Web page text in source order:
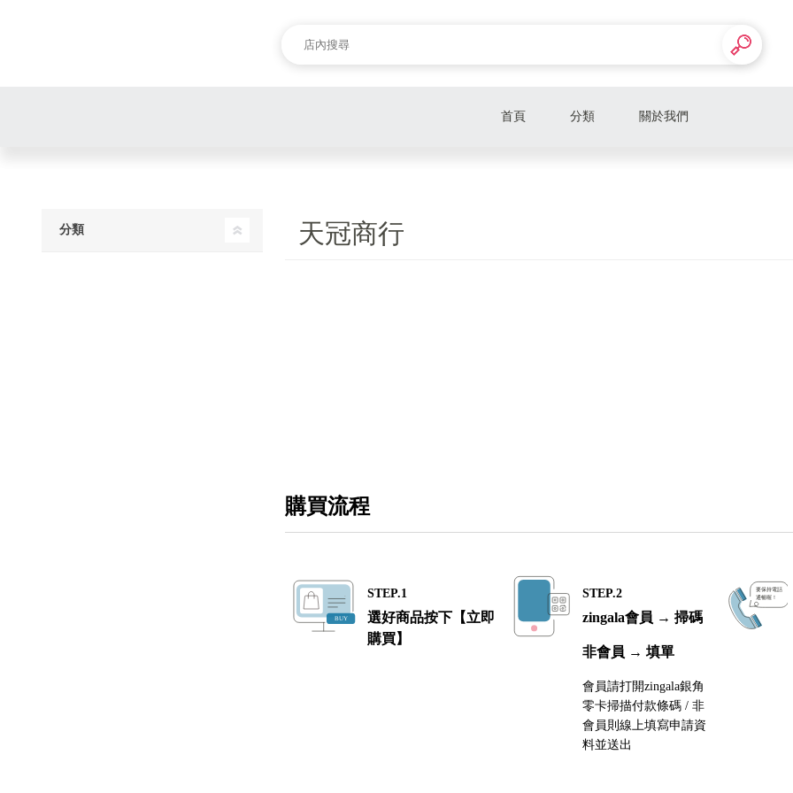
首頁 分類 關於我們
天冠商行
購買流程
STEP.1
選好商品按下【立即
購買】
STEP.2
zingala會員 → 掃碼
非會員 → 填單
會員請打開zingala銀角
零卡掃描付款條碼 / 非
會員則線上填寫申請資
料並送出
分類